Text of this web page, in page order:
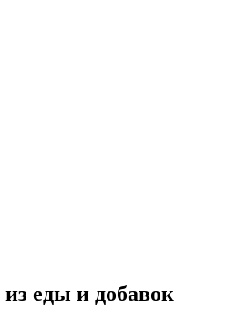
еды и добавок